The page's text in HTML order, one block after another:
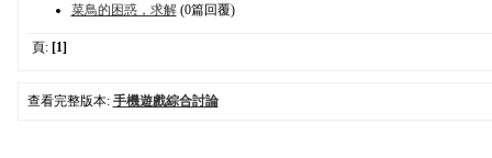
菜鳥的困惑，求解(0篇回覆)
頁: [1]
查看完整版本: 手機遊戲綜合討論